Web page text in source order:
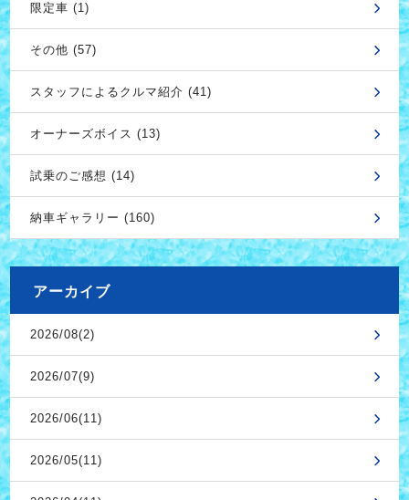
限定車 (1)
その他 (57)
スタッフによるクルマ紹介 (41)
オーナーズボイス (13)
試乗のご感想 (14)
納車ギャラリー (160)
アーカイブ
2026/08(2)
2026/07(9)
2026/06(11)
2026/05(11)